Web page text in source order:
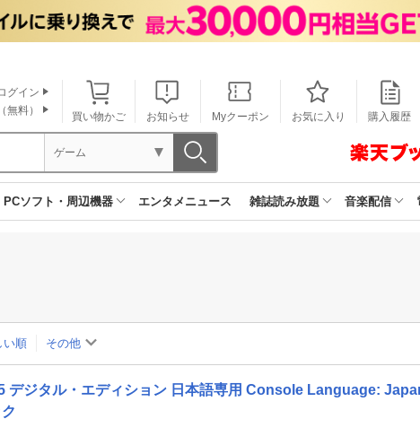
買い物かご お知らせ Myクーポン お気に入り 購入履歴
グイン
無料）
ゲーム
PCソフト・周辺機器 エンタメニュース 雑誌読み放題 音楽配信
い順 その他
デジタル・エディション 日本語専用 Console Language: